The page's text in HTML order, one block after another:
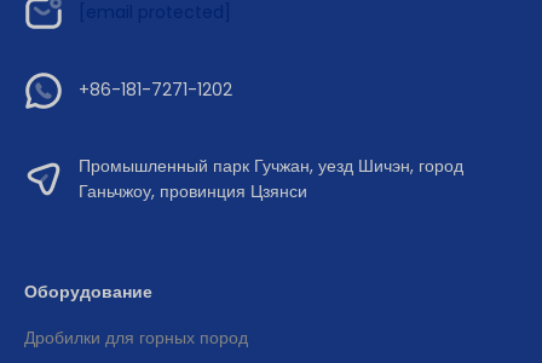
+86-181-7271-1202
Промышленный парк Гучжан, уезд Шичэн, город
Ганьчжоу, провинция Цзянси
Оборудование
Дробилки для горных пород